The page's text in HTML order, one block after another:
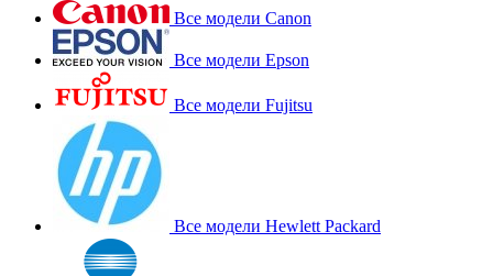
Все модели Canon
Все модели Epson
Все модели Fujitsu
Все модели Hewlett Packard